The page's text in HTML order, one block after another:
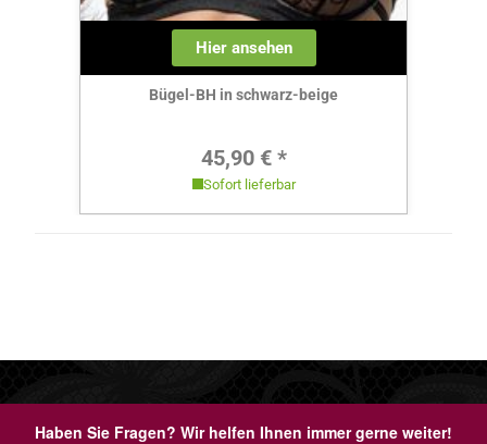
Hier ansehen
Bügel-BH in schwarz-beige
Regulärer Preis:
45,90 € *
Sofort lieferbar
Haben Sie Fragen? Wir helfen Ihnen immer gerne weiter!